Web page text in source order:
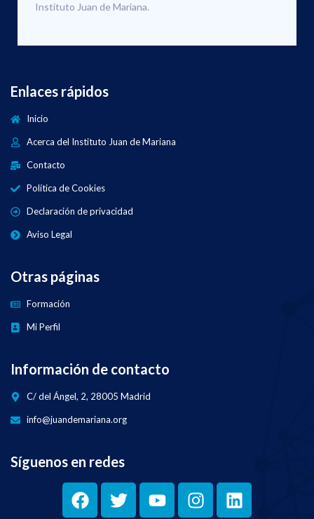
Instituto Juan de Mariana.
Enlaces rápidos
Inicio
Acerca del Instituto Juan de Mariana
Contacto
Política de Cookies
Declaración de privacidad
Aviso Legal
Otras páginas
Formación
Mi Perfil
Información de contacto
C/ del Ángel, 2, 28005 Madrid
info@juandemariana.org
Síguenos en redes